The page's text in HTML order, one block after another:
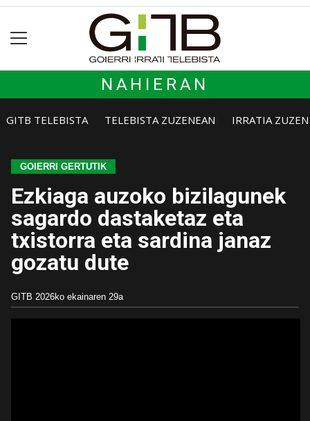
NAHIERAN
GITB TELEBISTA TELEBISTA ZUZENEAN IRRATIA
GOIERRI GERTUTIK
Ezkiaga auzoko bizilagunek
sagardo dastaketaz eta
txistorra eta sardina janaz
gozatu dute
GITB 2026ko ekainaren 29a